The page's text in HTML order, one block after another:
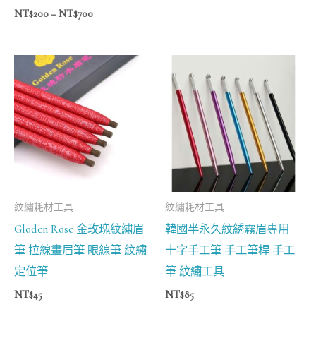
NT$200–NT$700
紋繡耗材工具
Gloden Rose 金玫瑰紋繡眉
筆 拉線畫眉筆 眼線筆 紋繡
定位筆
NT$45
紋繡耗材工具
韓國半永久紋綉霧眉專用
十字手工筆 手工筆桿 手工
筆 紋繡工具
NT$85